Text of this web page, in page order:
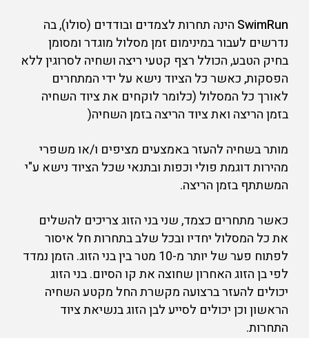
SwimRun הינה תחרות לצמדים ובודדים (סולו), בה
נדרשים לעבור במינימום זמן מסלול מוגדר ומסומן
בחיק הטבע, הכולל רצף קטעי ריצה ושחיה לסרוגין ללא
הפסקות, כאשר כל הציוד נישא על ידי המתחרים
לאורך כל המסלול (כלומר לוקחים את ציוד השחיה
בזמן הריצה ואת ציוד הריצה בזמן השחיה(
מותר בשחיה להעזר באמצעים מציפים ו/או משפרי
מהירות דוגמת פולי וכפות ובתנאי שכל הציוד נישא ע"י
המשתתף בזמן הריצה.
כאשר מתחרים כצמד, שני בני הזוג צריכים להשלים
את כל המסלול יחדיו ובכל שלב בתחרות חל איסור
לפתוח פער של יותר מ-10 מטר בין בני הזוג. הזמן נמדד
לפי בן הזוג האחרון שחוצה את קו הסיום. בני הזוג
יכולים להעזר ברצועה מקשרת החל מקטע השחיה
הראשון וכן יכולים לסייע לבן הזוג בנשיאת ציוד
התחרות.